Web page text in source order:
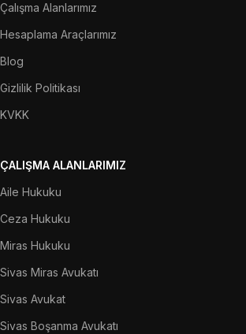
Çalışma Alanlarımız
Hesaplama Araçlarımız
Blog
Gizlilik Politikası
KVKK
ÇALIŞMA ALANLARIMIZ
Aile Hukuku
Ceza Hukuku
Miras Hukuku
Sivas Miras Avukatı
Sivas Avukat
Sivas Boşanma Avukatı